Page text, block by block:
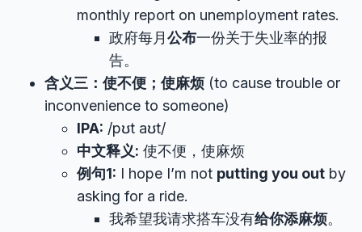
monthly report on unemployment rates.
政府每月公布一份关于失业率的报
告。
含义三：使不便；使麻烦(to cause trouble or
inconvenience to someone)
IPA: /pʊt aʊt/
中文释义: 使不便，使麻烦
例句1: I hope I’m not putting you out by
asking for a ride.
我希望我请求搭车没有给你添麻烦。